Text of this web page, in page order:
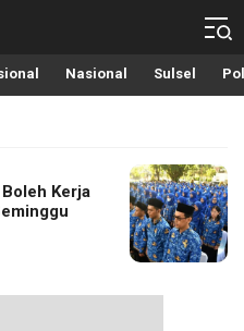
Jalurinfo.com
Nasional Sulsel
Kerja